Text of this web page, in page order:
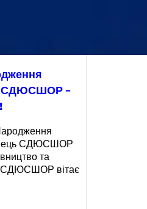
СДЮСШОР –
СДЮСШОР
та
СДЮСШОР вітає